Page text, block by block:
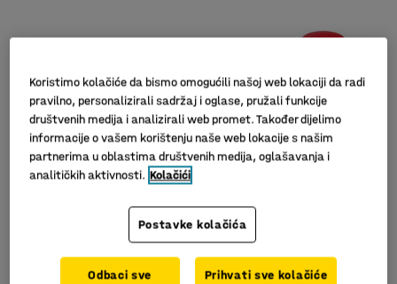
Slični proizvodi
Koristimo kolačiće da bismo omogućili našoj web lokaciji da radi
pravilno, personalizirali sadržaj i oglase, pružali funkcije
društvenih medija i analizirali web promet. Također dijelimo
informacije o vašem korištenju naše web lokacije s našim
partnerima u oblastima društvenih medija, oglašavanja i
analitičkih aktivnosti. Kolačići
Postavke kolačića
Odbaci sve Prihvati sve kolačiće